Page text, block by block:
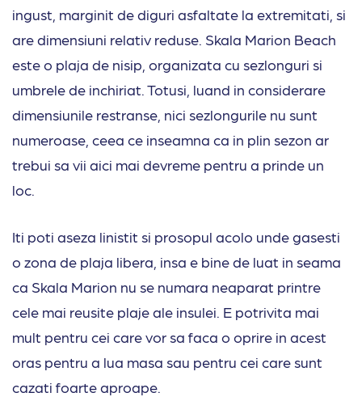
ingust, marginit de diguri asfaltate la extremitati, si
are dimensiuni relativ reduse. Skala Marion Beach
este o plaja de nisip, organizata cu sezlonguri si
umbrele de inchiriat. Totusi, luand in considerare
dimensiunile restranse, nici sezlongurile nu sunt
numeroase, ceea ce inseamna ca in plin sezon ar
trebui sa vii aici mai devreme pentru a prinde un
loc.
Iti poti aseza linistit si prosopul acolo unde gasesti
o zona de plaja libera, insa e bine de luat in seama
ca Skala Marion nu se numara neaparat printre
cele mai reusite plaje ale insulei. E potrivita mai
mult pentru cei care vor sa faca o oprire in acest
oras pentru a lua masa sau pentru cei care sunt
cazati foarte aproape.